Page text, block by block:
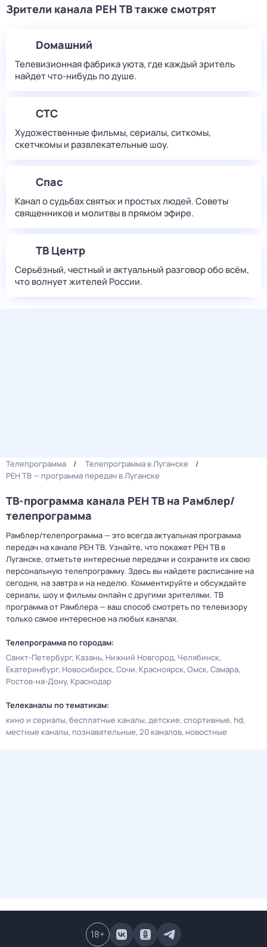
Зрители канала РЕН ТВ также смотрят
Dомашний
Телевизионная фабрика уюта, где каждый зритель
найдет что‑нибудь по душе.
СТС
Художественные фильмы, сериалы, ситкомы,
скетчкомы и развлекательные шоу.
Спас
Канал о судьбах святых и простых людей. Советы
священников и молитвы в прямом эфире.
ТВ Центр
Серьёзный, честный и актуальный разговор обо всём,
что волнует жителей России.
Телепрограмма
Телепрограмма в Луганске
РЕН ТВ — программа передач в Луганске
ТВ-программа канала РЕН ТВ на Рамблер/
телепрограмма
Рамблер/телепрограмма — это всегда актуальная программа
передач на канале РЕН ТВ. Узнайте, что покажет РЕН ТВ в
Луганске, отметьте интересные передачи и сохраните их свою
персональную телепрограмму. Здесь вы найдете расписание на
сегодня, на завтра и на неделю. Комментируйте и обсуждайте
сериалы, шоу и фильмы онлайн с другими зрителями. ТВ
программа от Рамблера — ваш способ смотреть по телевизору
только самое интересное на любых каналах.
Телепрограмма по городам:
Санкт-Петербург Казань Нижний Новгород Челябинск
Екатеринбург Новосибирск Сочи Красноярск Омск Самара
Ростов-на-Дону Краснодар
Телеканалы по тематикам:
кино и сериалы бесплатные каналы детские спортивные hd
местные каналы познавательные 20 каналов новостные
18+